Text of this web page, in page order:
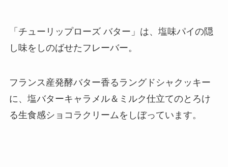
「チューリップローズ バター」は、塩味パイの隠
し味をしのばせたフレーバー。
フランス産発酵バター⾹るラングドシャクッキー
に、塩バターキャラメル＆ミルク仕⽴てのとろけ
る⽣⾷感ショコラクリームをしぼっています。